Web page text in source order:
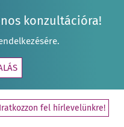
konzultációra!
Iratkozzon fel hírlevelünkre!